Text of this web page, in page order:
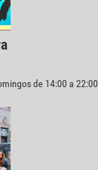
de 14:00 a 22:00